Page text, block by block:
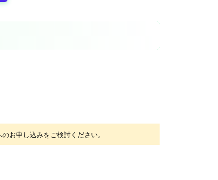
お申し込みをご検討ください。